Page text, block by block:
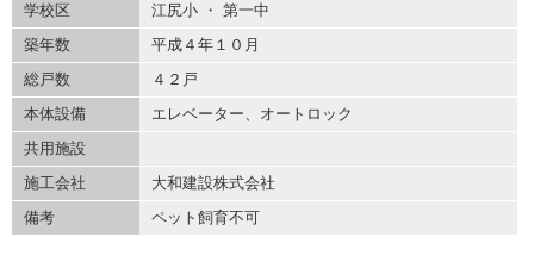
学校区
江尻小 ・ 第一中
築年数
平成４年１０月
総戸数
４２戸
本体設備
エレベーター、オートロック
共用施設
施工会社
大和建設株式会社
備考
ペット飼育不可